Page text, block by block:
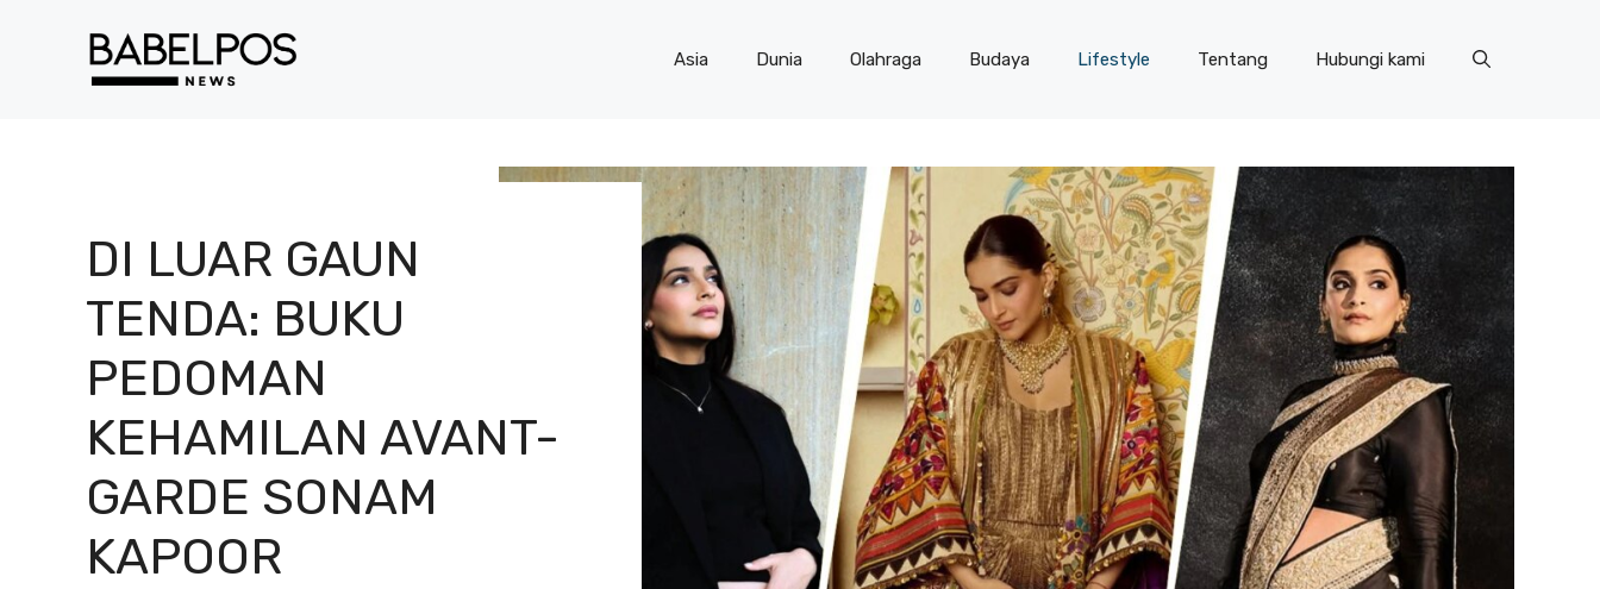
Asia Dunia Olahraga Budaya Lifestyle Tentang Hubungi kami
DI LUAR GAUN
TENDA: BUKU
PEDOMAN
KEHAMILAN AVANT-
GARDE SONAM
KAPOOR